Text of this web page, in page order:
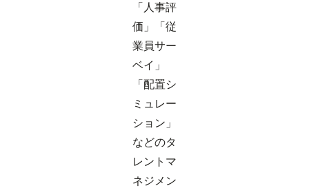
「人事評
価」「従
業員サー
ベイ」
「配置シ
ミュレー
ション」
などのタ
レントマ
ネジメン